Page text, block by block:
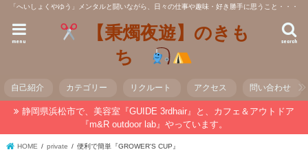
「へいしょくやゆう」メンタルと闘いながら、日々の仕事や趣味・好き勝手に思うこと・・・
【秉燭夜遊】のきも
ち
search
menu
自己紹介 カテゴリー リクルート アクセス 問い合わせ
静岡県浜松市で、美容室『GUIDE 3rdhair』と、カフェ＆アウトドア
『m&R outdoor lab』やっています。
HOME private 便利で簡単『GROWER'S CUP』